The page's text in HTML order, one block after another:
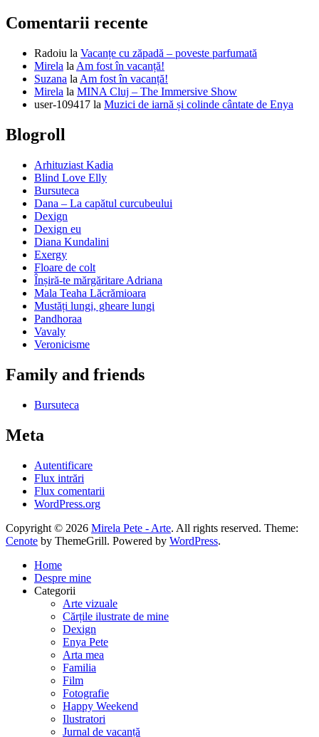
Comentarii recente
Radoiu la Vacanțe cu zăpadă – poveste parfumată
Mirela la Am fost în vacanță!
Suzana la Am fost în vacanță!
Mirela la MINA Cluj – The Immersive Show
user-109417 la Muzici de iarnă și colinde cântate de Enya
Blogroll
Arhituziast Kadia
Blind Love Elly
Bursuteca
Dana – La capătul curcubeului
Dexign
Dexign eu
Diana Kundalini
Exergy
Floare de colt
Înșiră-te mărgăritare Adriana
Mala Teaha Lăcrămioara
Mustăți lungi, gheare lungi
Pandhoraa
Vavaly
Veronicisme
Family and friends
Bursuteca
Meta
Autentificare
Flux intrări
Flux comentarii
WordPress.org
Copyright © 2026 Mirela Pete - Arte. All rights reserved. Theme:
Cenote by ThemeGrill. Powered by WordPress.
Home
Despre mine
Categorii
Arte vizuale
Cărțile ilustrate de mine
Dexign
Enya Pete
Arta mea
Familia
Film
Fotografie
Happy Weekend
Ilustratori
Jurnal de vacanță